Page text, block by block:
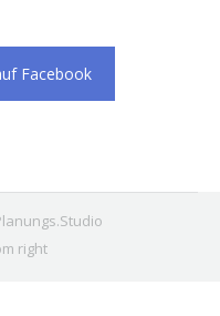
Facebook
right